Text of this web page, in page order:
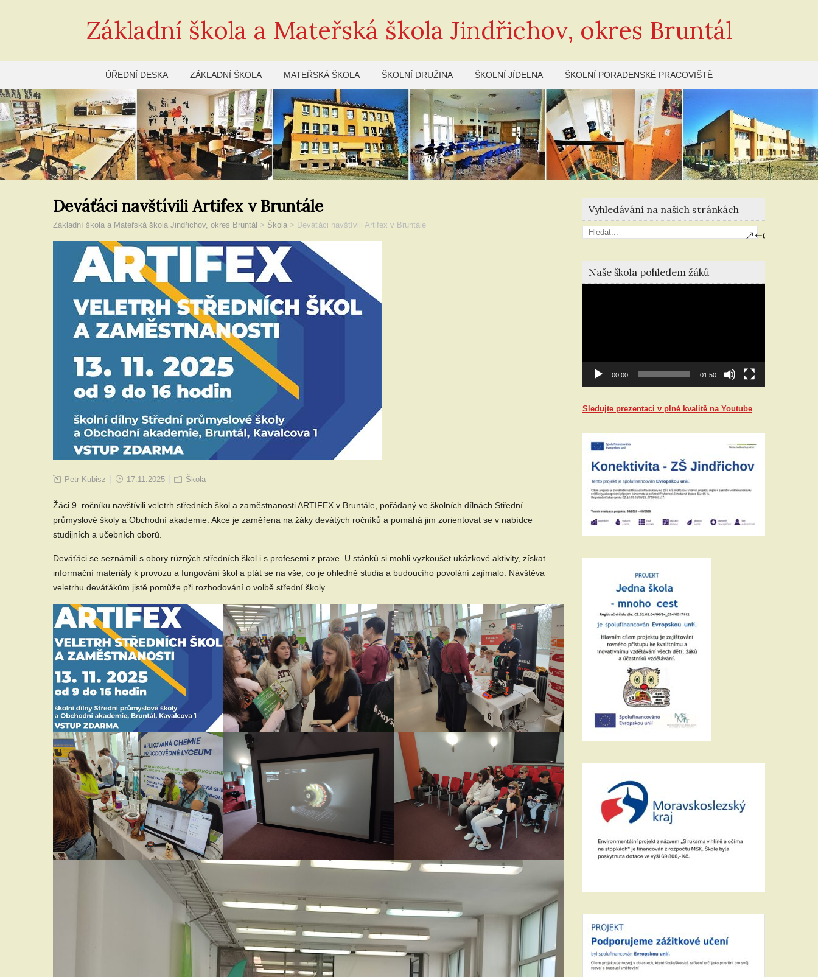
Základní škola a Mateřská škola Jindřichov, okres Bruntál
ÚŘEDNÍ DESKA ZÁKLADNÍ ŠKOLA MATEŘSKÁ ŠKOLA ŠKOLNÍ DRUŽINA ŠKOLNÍ JÍDELNA ŠKOLNÍ PORADENSKÉ PRACOVIŠTĚ
Deváťáci navštívili Artifex v Bruntále
Základní škola a Mateřská škola Jindřichov, okres Bruntál > Škola > Deváťáci navštívili Artifex v Bruntále
Petr Kubisz 17.11.2025 Škola
Žáci 9. ročníku navštívili veletrh středních škol a zaměstnanosti ARTIFEX v Bruntále, pořádaný ve školních dílnách Střední
průmyslové školy a Obchodní akademie. Akce je zaměřena na žáky devátých ročníků a pomáhá jim zorientovat se v nabídce
studijních a učebních oborů.
Deváťáci se seznámili s obory různých středních škol i s profesemi z praxe. U stánků si mohli vyzkoušet ukázkové aktivity, získat
informační materiály k provozu a fungování škol a ptát se na vše, co je ohledně studia a budoucího povolání zajímalo. Návštěva
veletrhu deváťákům jistě pomůže při rozhodování o volbě střední školy.
Vyhledávání na našich stránkách
Naše škola pohledem žáků
00:00 01:50
Sledujte prezentaci v plné kvalitě na Youtube